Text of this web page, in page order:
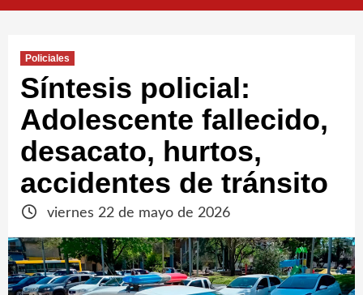
Policiales
Síntesis policial:
Adolescente fallecido,
desacato, hurtos,
accidentes de tránsito
viernes 22 de mayo de 2026